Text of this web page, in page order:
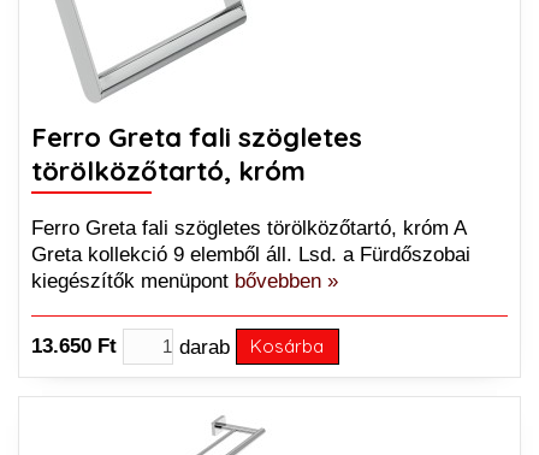
Ferro Greta fali szögletes
törölközőtartó, króm
Ferro Greta fali szögletes törölközőtartó, króm A
Greta kollekció 9 elemből áll. Lsd. a Fürdőszobai
kiegészítők menüpont bővebben »
13.650 Ft darab Kosárba